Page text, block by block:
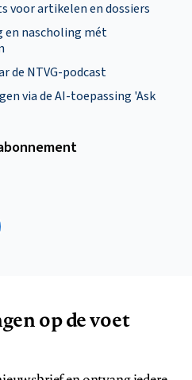
voor artikelen en dossiers
en nascholing mét
de NTVG-podcast
via de AI-toepassing 'Ask
op de voet